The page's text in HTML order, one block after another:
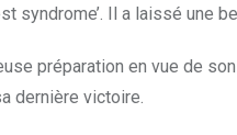
syndrome’. Il a laissé une
préparation en vue de
dernière victoire.